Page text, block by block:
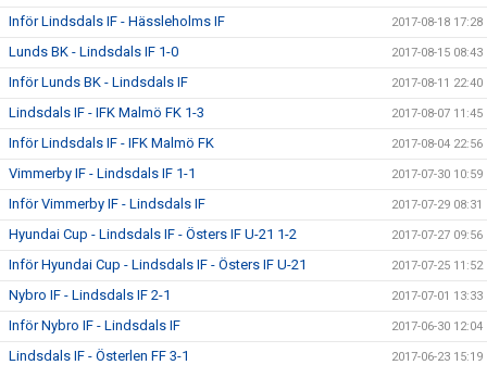
Inför Lindsdals IF - Hässleholms IF 2017-08-18 17:28
Lunds BK - Lindsdals IF 1-0 2017-08-15 08:43
Inför Lunds BK - Lindsdals IF 2017-08-11 22:40
Lindsdals IF - IFK Malmö FK 1-3 2017-08-07 11:45
Inför Lindsdals IF - IFK Malmö FK 2017-08-04 22:56
Vimmerby IF - Lindsdals IF 1-1 2017-07-30 10:59
Inför Vimmerby IF - Lindsdals IF 2017-07-29 08:31
Hyundai Cup - Lindsdals IF - Östers IF U-21 1-2 2017-07-27 09:56
Inför Hyundai Cup - Lindsdals IF - Östers IF U-21 2017-07-25 11:52
Nybro IF - Lindsdals IF 2-1 2017-07-01 13:33
Inför Nybro IF - Lindsdals IF 2017-06-30 12:04
Lindsdals IF - Österlen FF 3-1 2017-06-23 15:19